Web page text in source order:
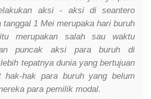
aksi - aksi di seantero
tanggal 1 Mei merupaka hari buruh
merupakan salah sau waktu
puncak aksi para buruh di
tepatnya dunia yang bertujuan
hak-hak para buruh yang belum
para pemilik modal.